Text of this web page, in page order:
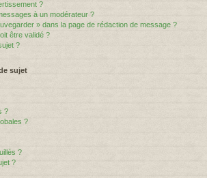
?
à un modérateur ?
» dans la page de rédaction de message ?
être validé ?
?
sujet
?
?
?
?